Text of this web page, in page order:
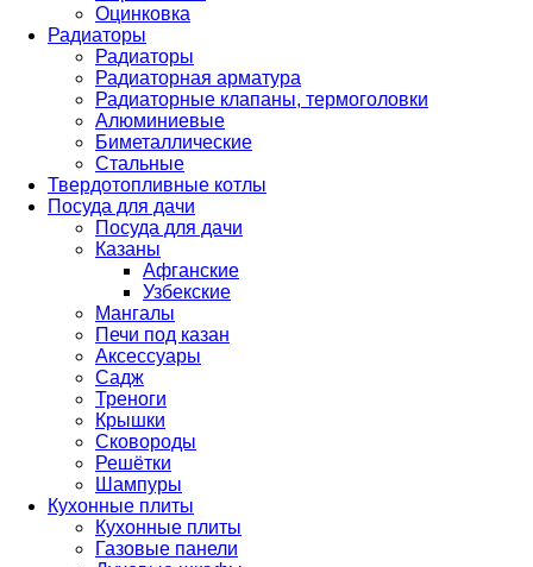
Оцинковка
Радиаторы
Радиаторы
Радиаторная арматура
Радиаторные клапаны, термоголовки
Алюминиевые
Биметаллические
Стальные
Твердотопливные котлы
Посуда для дачи
Посуда для дачи
Казаны
Афганские
Узбекские
Мангалы
Печи под казан
Аксессуары
Садж
Треноги
Крышки
Сковороды
Решётки
Шампуры
Кухонные плиты
Кухонные плиты
Газовые панели